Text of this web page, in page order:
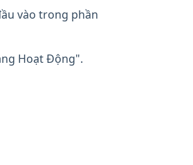
vào trong phần
Hoạt Động".